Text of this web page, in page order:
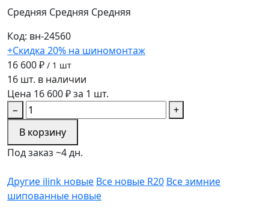
Средняя Средняя Средняя
Код: вн-24560
+Скидка 20% на шиномонтаж
16 600 ₽ / 1 шт
16 шт. в наличии
Цена 16 600 ₽ за 1 шт.
−
+
В корзину
Под заказ ~4 дн.
Другие ilink новые Все новые R20 Все зимние
шипованные новые